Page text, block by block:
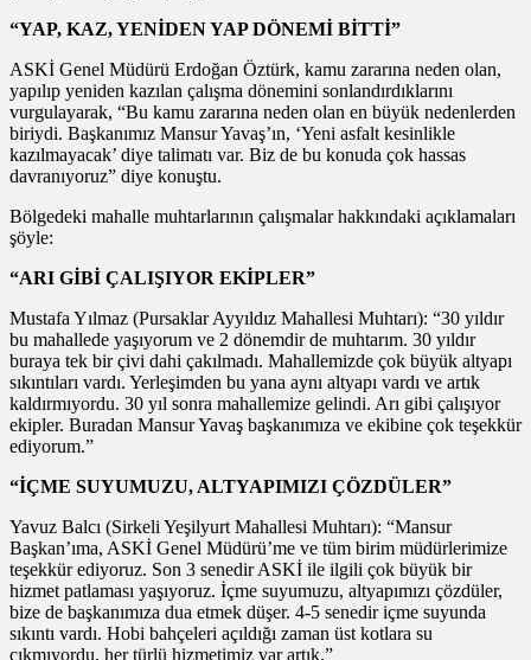
“YAP, KAZ, YENİDEN YAP DÖNEMİ BİTTİ”
ASKİ Genel Müdürü Erdoğan Öztürk, kamu zararına neden olan,
yapılıp yeniden kazılan çalışma dönemini sonlandırdıklarını
vurgulayarak, “Bu kamu zararına neden olan en büyük nedenlerden
biriydi. Başkanımız Mansur Yavaş’ın, ‘Yeni asfalt kesinlikle
kazılmayacak’ diye talimatı var. Biz de bu konuda çok hassas
davranıyoruz” diye konuştu.
Bölgedeki mahalle muhtarlarının çalışmalar hakkındaki açıklamaları
şöyle:
“ARI GİBİ ÇALIŞIYOR EKİPLER”
Mustafa Yılmaz (Pursaklar Ayyıldız Mahallesi Muhtarı): “30 yıldır
bu mahallede yaşıyorum ve 2 dönemdir de muhtarım. 30 yıldır
buraya tek bir çivi dahi çakılmadı. Mahallemizde çok büyük altyapı
sıkıntıları vardı. Yerleşimden bu yana aynı altyapı vardı ve artık
kaldırmıyordu. 30 yıl sonra mahallemize gelindi. Arı gibi çalışıyor
ekipler. Buradan Mansur Yavaş başkanımıza ve ekibine çok teşekkür
ediyorum.”
“İÇME SUYUMUZU, ALTYAPIMIZI ÇÖZDÜLER”
Yavuz Balcı (Sirkeli Yeşilyurt Mahallesi Muhtarı): “Mansur
Başkan’ıma, ASKİ Genel Müdürü’me ve tüm birim müdürlerimize
teşekkür ediyoruz. Son 3 senedir ASKİ ile ilgili çok büyük bir
hizmet patlaması yaşıyoruz. İçme suyumuzu, altyapımızı çözdüler,
bize de başkanımıza dua etmek düşer. 4-5 senedir içme suyunda
sıkıntı vardı. Hobi bahçeleri açıldığı zaman üst kotlara su
çıkmıyordu, her türlü hizmetimiz var artık.”